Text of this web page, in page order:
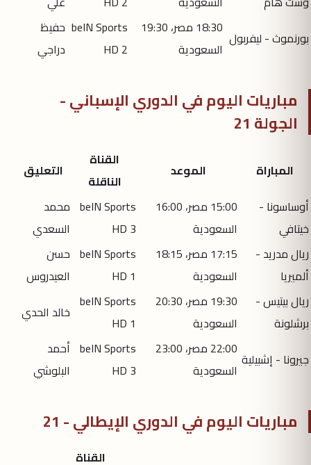
بورنموث - ليفربول
18:30 مصر، 19:30
السعودية
beIN Sports
HD 2
حفيظ
دراجي
مباريات اليوم في الدوري الإسباني -
الجولة 21
المباراة الموعد
القناة
الناقلة
التعليق
أوساسونا -
خيتافي
15:00 مصر، 16:00
السعودية
beIN Sports
HD 3
محمد
السعدي
ريال مدريد -
ألميريا
17:15 مصر، 18:15
السعودية
beIN Sports
HD 1
حسن
العيدروس
ريال بيتيس -
برشلونة
19:30 مصر، 20:30
السعودية
beIN Sports
HD 1
خالد الحدي
جيرونا - إشبيلية
22:00 مصر، 23:00
السعودية
beIN Sports
HD 3
أحمد
البلوشي
مباريات اليوم في الدوري الإيطالي - 21
القناة